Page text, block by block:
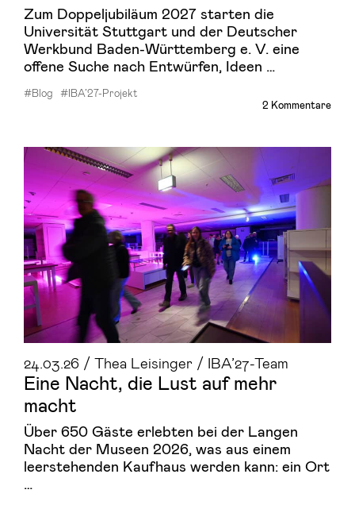
Zum Doppeljubiläum 2027 starten die
Universität Stuttgart und der Deutscher
Werkbund Baden-Württemberg e. V. eine
offene Suche nach Entwürfen, Ideen …
#Blog
#IBA’27-Projekt
2 Kommentare
24.03.26 / Thea Leisinger / IBA’27-Team
Eine Nacht, die Lust auf mehr
macht
Über 650 Gäste erlebten bei der Langen
Nacht der Museen 2026, was aus einem
leerstehenden Kaufhaus werden kann: ein Ort
…